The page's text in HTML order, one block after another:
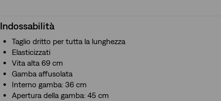
Indossabilità
Taglio dritto per tutta la lunghezza
Elasticizzati
Vita alta 69 cm
Gamba affusolata
Interno gamba: 36 cm
Apertura della gamba: 45 cm